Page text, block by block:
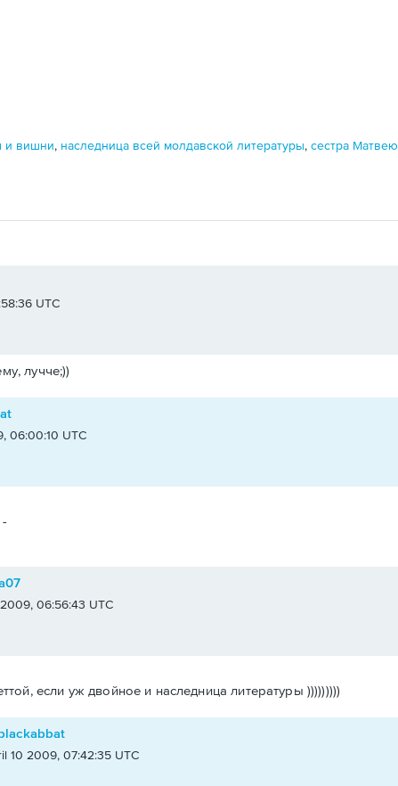
и вишни, наследница всей молдавской литературы,сестра Матвею
UTC
лучче;))
06:00:10 UTC
06:56:43 UTC
если уж двойное и наследница литературы )))))))))
10 2009, 07:42:35 UTC